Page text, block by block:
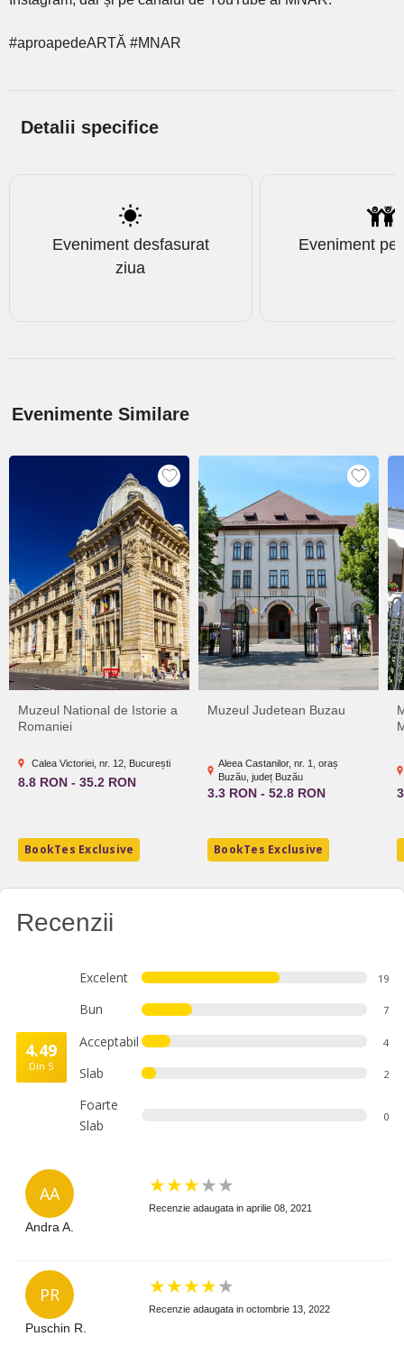
#aproapedeARTĂ #MNAR
Detalii specifice
Eveniment desfasurat
ziua
Eveniment
Evenimente Similare
Muzeul National de Istorie a
Romaniei
Calea Victoriei, nr. 12, București
8.8 RON - 35.2 RON
BookTes Exclusive
Muzeul Judetean Buzau
Aleea Castanilor, nr. 1, oraș
Buzău, județ Buzău
3.3 RON - 52.8 RON
BookTes Exclusive
Recenzii
4.49
Din 5
Excelent 19
Bun 7
Acceptabil 4
Slab 2
Foarte
Slab
0
AA
Andra A.
★★★★★
Recenzie adaugata in aprilie 08, 2021
PR
Puschin R.
★★★★★
Recenzie adaugata in octombrie 13, 2022